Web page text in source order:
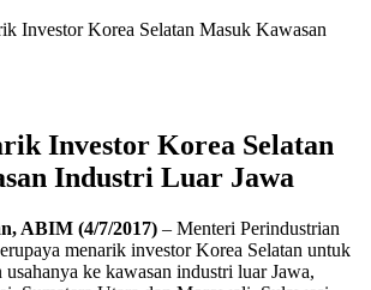
Investor Korea Selatan Masuk Kawasan
Investor Korea Selatan
Industri Luar Jawa
ABIM (4/7/2017) – Menteri Perindustrian
menarik investor Korea Selatan untuk
usahanya ke kawasan industri luar Jawa,